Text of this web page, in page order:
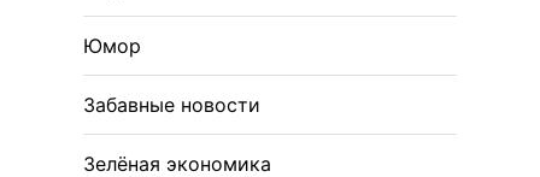
Юмор
Забавные новости
Зелёная экономика